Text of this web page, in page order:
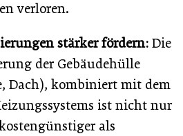
verloren.
stärker fördern: Die
der Gebäudehülle
Dach), kombiniert mit dem
ist nicht nur
als